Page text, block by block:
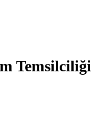
Temsilciliği